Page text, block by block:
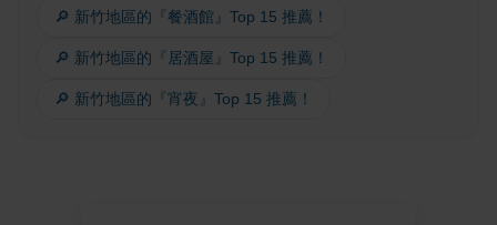
🔎 新竹地區的『餐酒館』Top 15 推薦！
🔎 新竹地區的『居酒屋』Top 15 推薦！
🔎 新竹地區的『宵夜』Top 15 推薦！